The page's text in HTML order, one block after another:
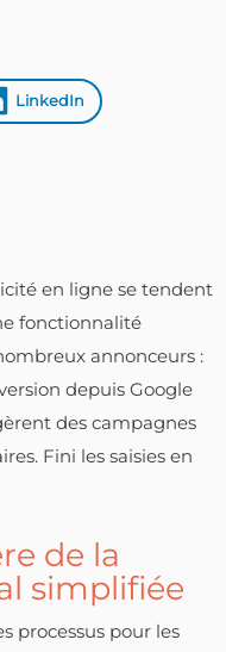
LinkedIn
en ligne se tendent
fonctionnalité
annonceurs :
depuis Google
des campagnes
Fini les saisies en
de la
simplifiée
processus pour les